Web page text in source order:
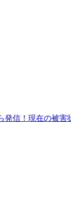
発信！現在の被害